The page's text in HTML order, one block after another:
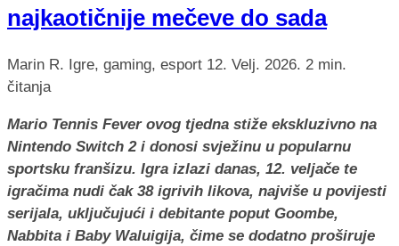
najkaotičnije mečeve do sada
Marin R. Igre, gaming, esport 12. Velj. 2026. 2 min.
čitanja
Mario Tennis Fever ovog tjedna stiže ekskluzivno na
Nintendo Switch 2 i donosi svježinu u popularnu
sportsku franšizu. Igra izlazi danas, 12. veljače te
igračima nudi čak 38 igrivih likova, najviše u povijesti
serijala, uključujući i debitante poput Goombe,
Nabbita i Baby Waluigija, čime se dodatno proširuje